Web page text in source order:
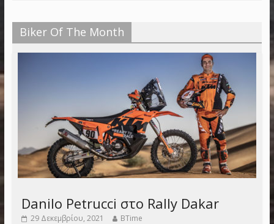
Biker Of The Month
Danilo Petrucci στο Rally Dakar
29 Δεκεμβρίου, 2021 BTime